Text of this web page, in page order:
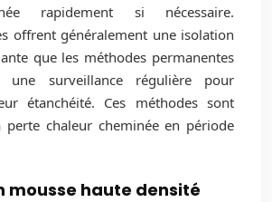
rapidement si nécessaire.
offrent généralement une isolation
que les méthodes permanentes
une surveillance régulière pour
étanchéité. Ces méthodes sont
perte chaleur cheminée en période
mousse haute densité